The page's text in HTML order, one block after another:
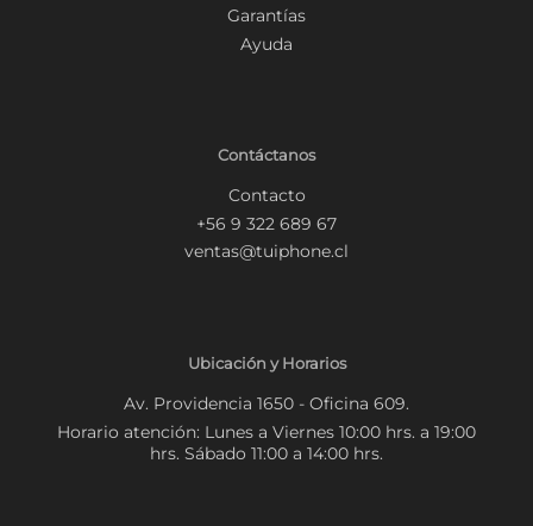
Garantías
Ayuda
Contáctanos
Contacto
+56 9 322 689 67
ventas@tuiphone.cl
Ubicación y Horarios
Av. Providencia 1650 - Oficina 609.
Horario atención: Lunes a Viernes 10:00 hrs. a 19:00
hrs. Sábado 11:00 a 14:00 hrs.